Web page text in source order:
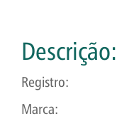
Descrição:
Registro:
Marca: